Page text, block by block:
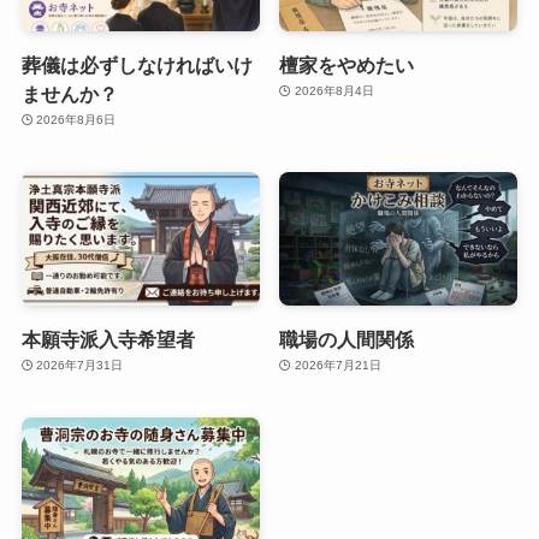
葬儀は必ずしなければいけ
ませんか？
2026年8月6日
檀家をやめたい
2026年8月4日
本願寺派入寺希望者
2026年7月31日
職場の人間関係
2026年7月21日